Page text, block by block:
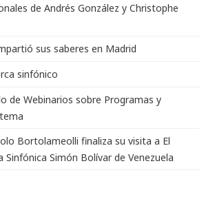
de Andrés González y Christophe
sus saberes en Madrid
sinfónico
de Webinarios sobre Programas y
Bortolameolli finaliza su visita a El
Simón Bolívar de Venezuela